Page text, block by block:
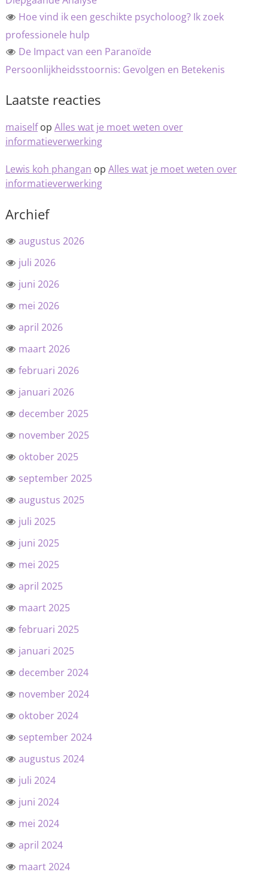
Hoe vind ik een geschikte psycholoog? Ik zoek
professionele hulp
De Impact van een Paranoïde
Persoonlijkheidsstoornis: Gevolgen en Betekenis
Laatste reacties
maiselfop Alles wat je moet weten over
informatieverwerking
Lewis koh phangan op Alles wat je moet weten over
informatieverwerking
Archief
augustus 2026
juli 2026
juni 2026
mei 2026
april 2026
maart 2026
februari 2026
januari 2026
december 2025
november 2025
oktober 2025
september 2025
augustus 2025
juli 2025
juni 2025
mei 2025
april 2025
maart 2025
februari 2025
januari 2025
december 2024
november 2024
oktober 2024
september 2024
augustus 2024
juli 2024
juni 2024
mei 2024
april 2024
maart 2024